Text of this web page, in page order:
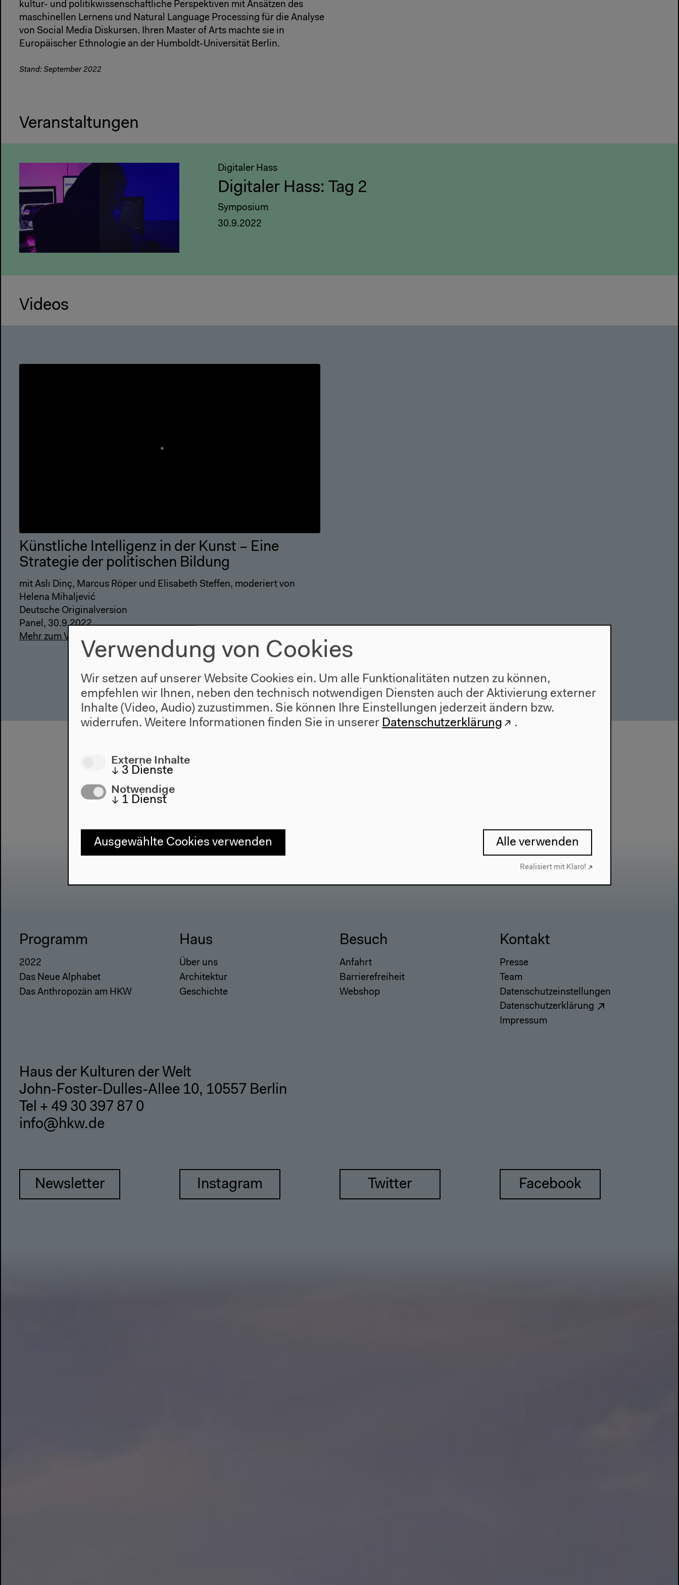
kultur- und politikwissenschaftliche Perspektiven mit Ansätzen des
maschinellen Lernens und Natural Language Processing für die Analyse
von Social Media Diskursen. Ihren Master of Arts machte sie in
Europäischer Ethnologie an der Humboldt-Universität Berlin.
Stand: September 2022
Veranstaltungen
Digitaler Hass
Digitaler Hass: Tag 2
Symposium
30.9.2022
Videos
Künstliche Intelligenz in der Kunst – Eine
Strategie der politischen Bildung
mit Aslı Dinç, Marcus Röper und Elisabeth Steffen, moderiert von
Helena Mihaljević
Deutsche Originalversion
Panel, 30.9.2022
Mehr zum Video
Programm
2022
Das Neue Alphabet
Das Anthropozän am HKW
Haus
Über uns
Architektur
Geschichte
Besuch
Anfahrt
Barrierefreiheit
Webshop
Kontakt
Presse
Team
Datenschutzeinstellungen
Datenschutzerklärung
Impressum
Haus der Kulturen der Welt
John-Foster-Dulles-Allee 10, 10557 Berlin
Tel + 49 30 397 87 0
info@hkw.de
Newsletter Instagram Twitter Facebook
Verwendung von Cookies
Wir setzen auf unserer Website Cookies ein. Um alle Funktionalitäten nutzen zu können,
empfehlen wir Ihnen, neben den technisch notwendigen Diensten auch der Aktivierung externer
Inhalte (Video, Audio) zuzustimmen. Sie können Ihre Einstellungen jederzeit ändern bzw.
widerrufen. Weitere Informationen finden Sie in unserer Datenschutzerklärung .
Externe Inhalte
↓ 3 Dienste
Notwendige
↓ 1 Dienst
Ausgewählte Cookies verwenden Alle verwenden
Realisiert mit Klaro!